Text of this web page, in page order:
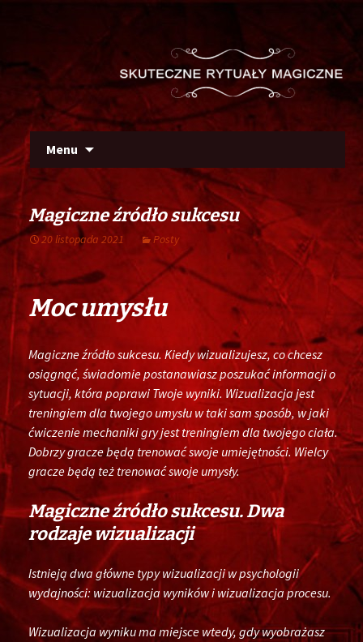
Menu
content
Magiczne źródło sukcesu
20 listopada 2021 Posty
Moc umysłu
Magiczne źródło sukcesu. Kiedy wizualizujesz, co chcesz
osiągnąć, świadomie postanawiasz poszukać informacji o
sytuacji, która poprawi Twoje wyniki. Wizualizacja jest
treningiem dla twojego umysłu w taki sam sposób, w jaki
ćwiczenie mechaniki gry jest treningiem dla twojego ciała.
Dobrzy gracze będą trenować swoje umiejętności. Wielcy
gracze będą też trenować swoje umysły.
Magiczne źródło sukcesu. Dwa
rodzaje wizualizacji
Istnieją dwa główne typy wizualizacji w psychologii
wydajności: wizualizacja wyników i wizualizacja procesu.
Wizualizacja wyniku ma miejsce wtedy, gdy wyobrażasz